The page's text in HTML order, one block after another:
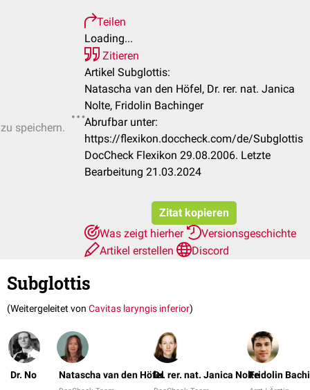
speichern.
Teilen
Loading...
Zitieren
Artikel Subglottis:
Natascha van den Höfel, Dr. rer. nat. Janica
Nolte, Fridolin Bachinger
Abrufbar unter:
https://flexikon.doccheck.com/de/Subglottis
DocCheck Flexikon 29.08.2006. Letzte
Bearbeitung 21.03.2024
Zitat kopieren
Was zeigt hierher
Versionsgeschichte
Artikel erstellen
Discord
Subglottis
(Weitergeleitet von Cavitas laryngis inferior)
Dr. No Natascha van den HöfelDr. rer. nat. Janica NolteFridolin